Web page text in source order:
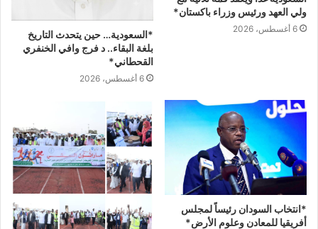
ولي العهد ورئيس وزراء باكستان*
6 أغسطس، 2026
*‏السعودية… حين يتحدث التاريخ
بلغة البقاء.. ‏د فرج وافي الخنفري
القحطاني*
6 أغسطس، 2026
*انتخاب السودان رئيساً لمجلس
أفريقيا للمعادن وعلوم الأرض*